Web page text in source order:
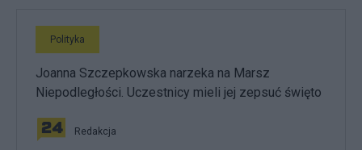
Polityka
Joanna Szczepkowska narzeka na Marsz
Niepodległości. Uczestnicy mieli jej zepsuć święto
Redakcja